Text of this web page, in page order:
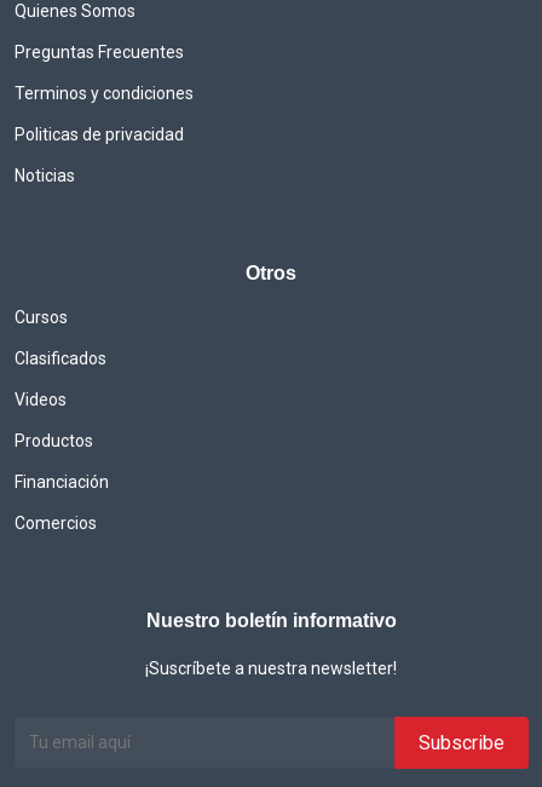
Quienes Somos
Preguntas Frecuentes
Terminos y condiciones
Politicas de privacidad
Noticias
Otros
Cursos
Clasificados
Videos
Productos
Financiación
Comercios
Nuestro boletín informativo
¡Suscríbete a nuestra newsletter!